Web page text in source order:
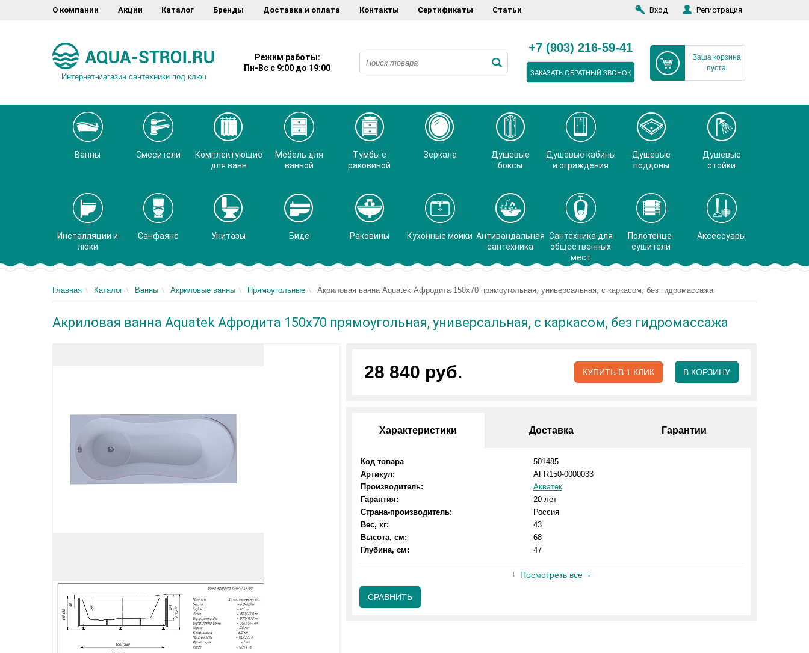
О компании Акции Каталог Бренды Доставка и оплата Контакты Сертификаты Статьи Вход Регистрация
Интернет-магазин сантехники под ключ
Режим работы:
Пн-Вс с 9:00 до 19:00
+7 (903) 216-59-41
ЗАКАЗАТЬ ОБРАТНЫЙ ЗВОНОК
Ваша корзина
пуста
Ванны Смесители
Комплектующие
для ванн
Мебель для
ванной
Тумбы с
раковиной
Зеркала
Душевые
боксы
Душевые кабины
и ограждения
Душевые
поддоны
Душевые
стойки
Инсталляции и
люки
Санфаянс Унитазы Биде Раковины Кухонные мойки Антивандальная
сантехника
Сантехника для
общественных
мест
Полотенце-
сушители
Аксессуары
Главная Каталог Ванны Акриловые ванны Прямоугольные Акриловая ванна Aquatek Афродита 150x70 прямоугольная, универсальная, с каркасом, без гидромассажа
Акриловая ванна Aquatek Афродита 150x70 прямоугольная, универсальная, с каркасом, без гидромассажа
28 840 руб. КУПИТЬ В 1 КЛИК В КОРЗИНУ
Характеристики Доставка Гарантии
Код товара
501485
Артикул:
AFR150-0000033
Производитель:
Акватек
Гарантия:
20 лет
Страна-производитель:
Россия
Вес, кг:
43
Высота, см:
68
Глубина, см:
47
Посмотреть все
СРАВНИТЬ